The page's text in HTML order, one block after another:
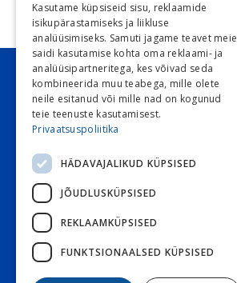
Kasutame küpsiseid sisu, reklaamide
isikupärastamiseks ja liikluse
analüüsimiseks. Samuti jagame teavet meie
saidi kasutamise kohta oma reklaami- ja
analüüsipartneritega, kes võivad seda
kombineerida muu teabega, mille olete
neile esitanud või mille nad on kogunud
teie teenuste kasutamisest.
Privaatsuspoliitika
HÄDAVAJALIKUD KÜPSISED
JÕUDLUSKÜPSISED
REKLAAMKÜPSISED
FUNKTSIONAALSED KÜPSISED